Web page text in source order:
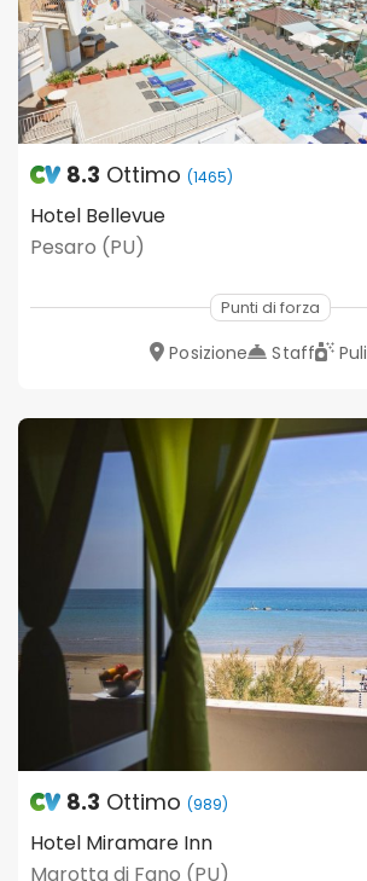
8.3 Ottimo (1465)
Hotel Bellevue
Pesaro (PU)
Punti di forza
Posizione Staff
8.3 Ottimo (989)
Hotel Miramare Inn
Marotta di Fano (PU)